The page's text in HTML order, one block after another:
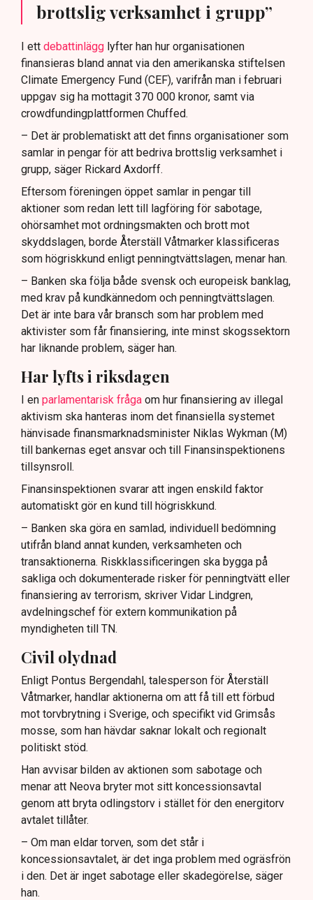
brottslig verksamhet i grupp”
I ett debattinlägg lyfter han hur organisationen
finansieras bland annat via den amerikanska stiftelsen
Climate Emergency Fund (CEF), varifrån man i februari
uppgav sig ha mottagit 370 000 kronor, samt via
crowdfundingplattformen Chuffed.
– Det är problematiskt att det finns organisationer som
samlar in pengar för att bedriva brottslig verksamhet i
grupp, säger Rickard Axdorff.
Eftersom föreningen öppet samlar in pengar till
aktioner som redan lett till lagföring för sabotage,
ohörsamhet mot ordningsmakten och brott mot
skyddslagen, borde Återställ Våtmarker klassificeras
som högriskkund enligt penningtvättslagen, menar han.
– Banken ska följa både svensk och europeisk banklag,
med krav på kundkännedom och penningtvättslagen.
Det är inte bara vår bransch som har problem med
aktivister som får finansiering, inte minst skogssektorn
har liknande problem, säger han.
Har lyfts i riksdagen
I en parlamentarisk fråga om hur finansiering av illegal
aktivism ska hanteras inom det finansiella systemet
hänvisade finansmarknadsminister Niklas Wykman (M)
till bankernas eget ansvar och till Finansinspektionens
tillsynsroll.
Finansinspektionen svarar att ingen enskild faktor
automatiskt gör en kund till högriskkund.
– Banken ska göra en samlad, individuell bedömning
utifrån bland annat kunden, verksamheten och
transaktionerna. Riskklassificeringen ska bygga på
sakliga och dokumenterade risker för penningtvätt eller
finansiering av terrorism, skriver Vidar Lindgren,
avdelningschef för extern kommunikation på
myndigheten till TN.
Civil olydnad
Enligt Pontus Bergendahl, talesperson för Återställ
Våtmarker, handlar aktionerna om att få till ett förbud
mot torvbrytning i Sverige, och specifikt vid Grimsås
mosse, som han hävdar saknar lokalt och regionalt
politiskt stöd.
Han avvisar bilden av aktionen som sabotage och
menar att Neova bryter mot sitt koncessionsavtal
genom att bryta odlingstorv i stället för den energitorv
avtalet tillåter.
– Om man eldar torven, som det står i
koncessionsavtalet, är det inga problem med ogräsfrön
i den. Det är inget sabotage eller skadegörelse, säger
han.